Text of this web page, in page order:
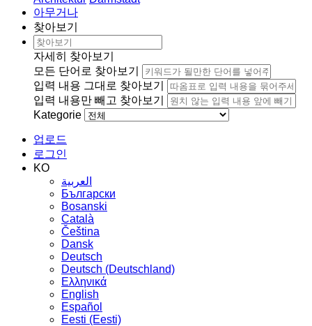
아무거나
찾아보기
자세히 찾아보기
모든 단어로 찾아보기
입력 내용 그대로 찾아보기
입력 내용만 빼고 찾아보기
Kategorie
업로드
로그인
KO
العربية
Български
Bosanski
Сatalà
Čeština
Dansk
Deutsch
Deutsch (Deutschland)
Ελληνικά
English
Español
Eesti (Eesti)